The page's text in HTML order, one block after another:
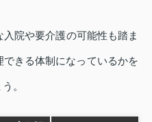
院や要介護の可能性も踏ま
きる体制になっているかを
。